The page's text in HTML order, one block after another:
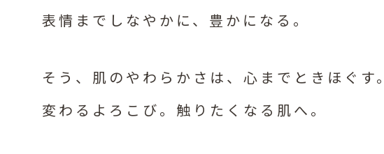
表情までしなやかに、豊かになる。​
そう、肌のやわらかさは、心までときほぐす。
変わるよろこび。触りたくなる肌へ。